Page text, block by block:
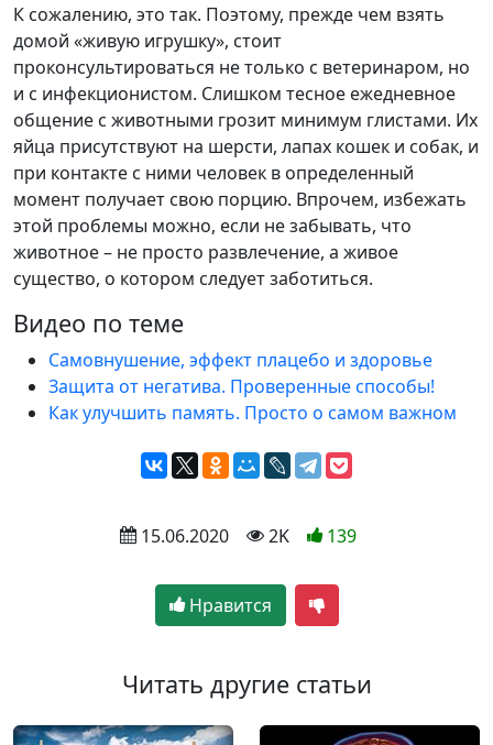
К сожалению, это так. Поэтому, прежде чем взять
домой «живую игрушку», стоит
проконсультироваться не только с ветеринаром, но
и с инфекционистом. Слишком тесное ежедневное
общение с животными грозит минимум глистами. Их
яйца присутствуют на шерсти, лапах кошек и собак, и
при контакте с ними человек в определенный
момент получает свою порцию. Впрочем, избежать
этой проблемы можно, если не забывать, что
животное – не просто развлечение, а живое
существо, о котором следует заботиться.
Видео по теме
Самовнушение, эффект плацебо и здоровье
Защита от негатива. Проверенные способы!
Как улучшить память. Просто о самом важном
15.06.2020 2K 139
Нравится
Читать другие статьи